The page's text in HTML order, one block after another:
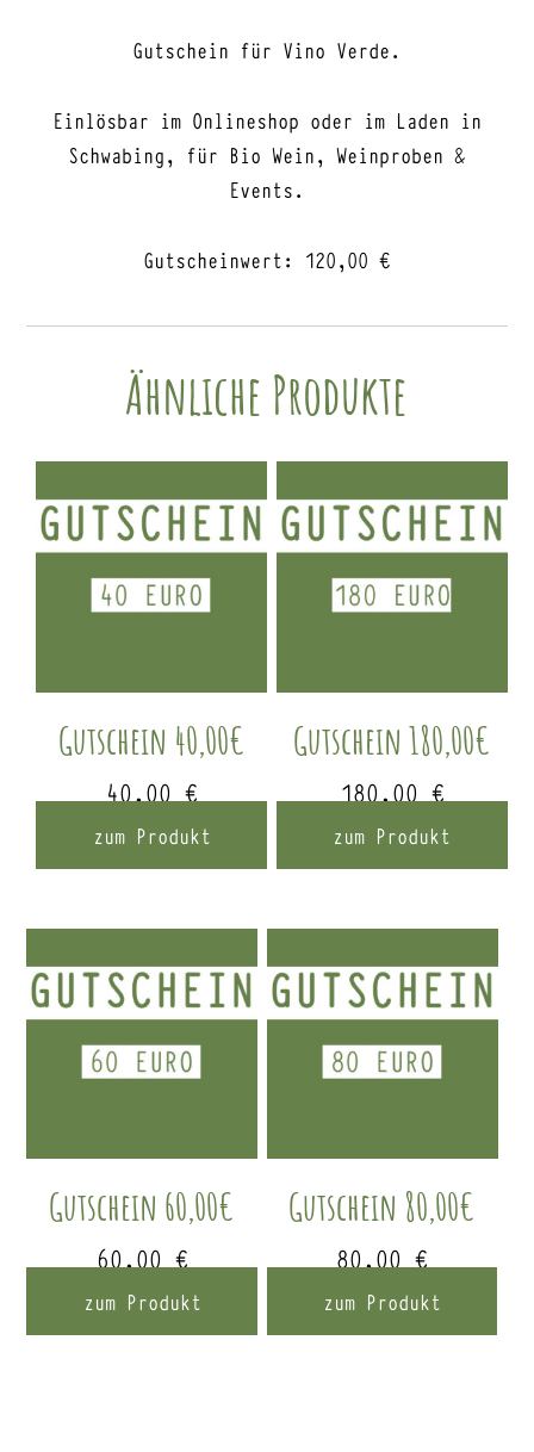
Gutschein für Vino Verde.
Einlösbar im Onlineshop oder im Laden in
Schwabing, für Bio Wein, Weinproben &
Events.
Gutscheinwert: 120,00 €
Ähnliche Produkte
Gutschein 40,00€
40,00€
zum Produkt
Gutschein 180,00€
180,00€
zum Produkt
Gutschein 60,00€
60,00€
zum Produkt
Gutschein 80,00€
80,00€
zum Produkt